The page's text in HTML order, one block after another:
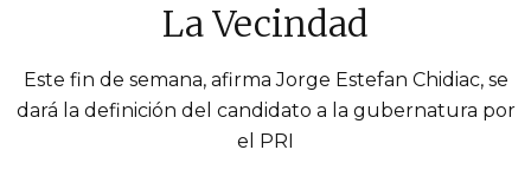
La Vecindad
Este fin de semana, afirma Jorge Estefan Chidiac, se
dará la definición del candidato a la gubernatura por
el PRI